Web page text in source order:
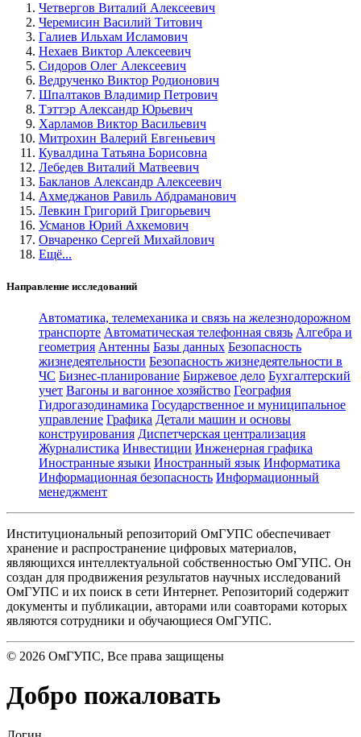
Четвергов Виталий Алексеевич
Черемисин Василий Титович
Галиев Ильхам Исламович
Нехаев Виктор Алексеевич
Сидоров Олег Алексеевич
Ведрученко Виктор Родионович
Шпалтаков Владимир Петрович
Тэттэр Александр Юрьевич
Харламов Виктор Васильевич
Митрохин Валерий Евгеньевич
Кувалдина Татьяна Борисовна
Лебедев Виталий Матвеевич
Бакланов Александр Алексеевич
Ахмеджанов Равиль Абдраманович
Левкин Григорий Григорьевич
Усманов Юрий Ахкемович
Овчаренко Сергей Михайлович
Ещё...
Направление исследований
Автоматика, телемеханика и связь на железнодорожном
транспорте Автоматическая телефонная связь Алгебра и
геометрия Антенны Базы данных Безопасность
жизнедеятельности Безопасность жизнедеятельности в
ЧС Бизнес-планирование Биржевое дело Бухгалтерский
учет Вагоны и вагонное хозяйство География
Гидрогазодинамика Государственное и муниципальное
управление Графика Детали машин и основы
конструирования Диспетчерская централизация
Журналистика Инвестиции Инженерная графика
Иностранные языки Иностранный язык Информатика
Информационная безопасность Информационный
менеджмент
Институциональный репозиторий ОмГУПС обеспечивает
хранение и распространение цифровых материалов,
являющихся интеллектуальной собственностью ОмГУПС. Он
создан для продвижения результатов научных исследований
ОмГУПС и их поиск в сети Интернет. Репозиторий содержит
документы и публикации, авторами или соавторами которых
являются сотрудники и обучающиеся ОмГУПС.
© 2026 ОмГУПС, Все права защищены
Добро пожаловать